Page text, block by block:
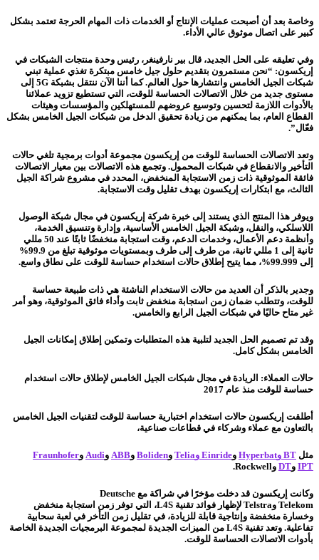
وخاصة بعد أن أصبحت عمليات الإنتاج أو الخدمات ذات المهام الحرجة تعتمد بشكل
كبير على اتصال موثوق عالي الأداء.
وفي تعليقه على الحل الجديد، قال بير نارفينغر، رئيس وحدة منتجات الشبكات في
إريكسون: “نحن مستمرون بتقديم حلول جيل خامس مبتكرة تغذي عملية تبني
شبكات الجيل الخامس وانتشارها حول العالم. كما أننا الآن ننتقل بشبكة 5G إلى
مستوى جديد من خلال الاتصالات الحساسة للوقت، التي تستطيع تزويد عملائنا
بالأدوات اللازمة لتحسين وتوسيع عروضهم للمستهلكين والمؤسسات وهيئات
القطاع العام، بما يمكنهم من زيادة تحقيق الدخل من شبكات الجيل الخامس بشكل
فعّال”.
وتعد الاتصالات الحساسة للوقت من إريكسون مجموعة أدوات برمجية تلغي حالات
التأخير والانقطاع في شبكات المحمول. وتجمع هذه الاتصالات بين معيار الاتصالات
فائقة الموثوقية ذات زمن الاستجابة المنخفض، المحدد في مشروع شراكة الجيل
الثالث، مع ابتكارات إريكسون بهدف تقليل وقت الاستجابة.
ويوفر هذا المنتج الذي يستند إلى خبرة شركة إريكسون في مجال شبكة الوصول
اللاسلكي، والنقل، وشبكة الجيل الخامس الأساسية، وإدارة وتنسيق الخدمة،
وأنظمة دعم الأعمال، وخدمات الدعم، وقت استجابة منخفضًا ثابتًا عند 50 مللي
ثانية إلى 1 مللي ثانية، من طرف إلى طرف وبمستويات موثوقية تبلغ من 99.9%
إلى 99.999%، مما يتيح إطلاق حالات استخدام حساسة للوقت على نطاق واسع.
وجدير بالذكر أن العديد من حالات الاستخدام الناشئة هي ذات طبيعة حساسة
للوقت، وتتطلب ضمان زمن استجابة منخفض ثابت وأداء فائق الموثوقية، وهو أمر
غير متاح حاليًا في شبكات الجيل الرابع والخامس.
وقد تم تصميم الحل الجديد لتلبية هذه المتطلبات وتمكين إطلاق إمكانات الجيل
الخامس بشكل كامل.
حالات العملاء: الريادة في مجال شبكات الجيل الخامس لإطلاق حالات استخدام
حساسة للوقت منذ عام 2017
أطلقت إريكسون حالات استخدام اختبارية حساسة للوقت لتقنيات الجيل الخامس
بالتعاون مع عملاء وشركاء في قطاعات صناعية،
مثل BT وHyperbat وEinride وTelia وBoliden وABB وAudi وFraunhofer
IPT وDT وRockwell
.
وكانت إريكسون قد دخلت مؤخرًا في شراكة مع Deutsche
Telekom وTelstra لإظهار فوائد تقنية L4S، التي توفر زمن استجابة منخفض
وخسارة منخفضة وإنتاجية قابلة للزيادة، في تقليل زمن التأخر في لعبة سحابية
تفاعلية. وتعد تقنية L4S من الميزات الجديدة لمجموعة البرمجيات الجديدة الخاصة
بأدوات الاتصالات الحساسة للوقت.